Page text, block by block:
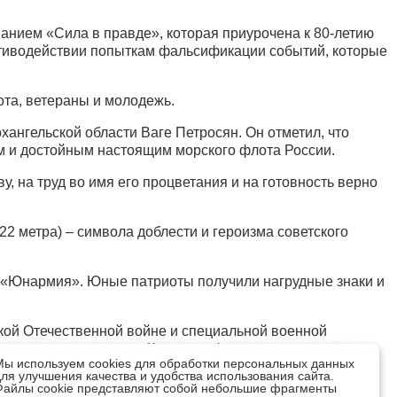
«Сила в правде», которая приурочена к 80-летию
попыткам фальсификации событий, которые
ветераны и молодежь.
области Ваге Петросян. Он отметил, что
достойным настоящим морского флота России.
на труд во имя его процветания и на готовность верно
– символа доблести и героизма советского
Юные патриоты получили нагрудные знаки и
Отечественной войне и специальной военной
подводные силы, Кольскую флотилию, авиационные
числе танк Т-34, СУ-100 и пулеметная тачанка.
используем cookies для обработки персональных данных
улучшения качества и удобства использования сайта.
cookie представляют собой небольшие фрагменты